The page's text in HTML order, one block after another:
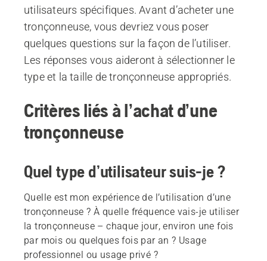
utilisateurs spécifiques. Avant d’acheter une
tronçonneuse, vous devriez vous poser
quelques questions sur la façon de l’utiliser.
Les réponses vous aideront à sélectionner le
type et la taille de tronçonneuse appropriés.
Critères liés à l’achat d’une
tronçonneuse
Quel type d’utilisateur suis-je ?
Quelle est mon expérience de l’utilisation d’une
tronçonneuse ? À quelle fréquence vais-je utiliser
la tronçonneuse – chaque jour, environ une fois
par mois ou quelques fois par an ? Usage
professionnel ou usage privé ?